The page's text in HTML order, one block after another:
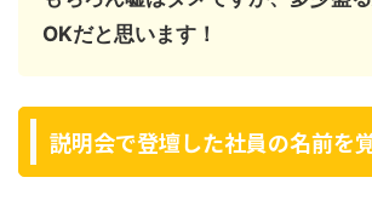
OKだと思います！
説明会で登壇した社員の名前を